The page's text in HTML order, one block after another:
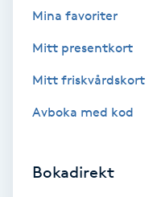
Brynfärgning
Bröllopsuppsättning
Mina favoriter
Mitt presentkort
Mitt friskvårdskort
Avboka med kod
Bokadirekt